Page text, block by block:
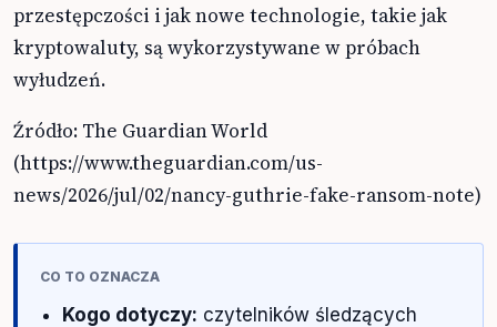
przestępczości i jak nowe technologie, takie jak
kryptowaluty, są wykorzystywane w próbach
wyłudzeń.
Źródło: The Guardian World
(https://www.theguardian.com/us-
news/2026/jul/02/nancy-guthrie-fake-ransom-note)
CO TO OZNACZA
Kogo dotyczy: czytelników śledzących